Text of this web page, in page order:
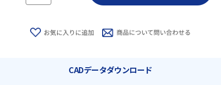
CADデータダウンロード